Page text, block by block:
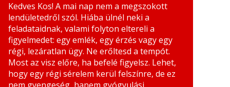
KOS
BIKA
IKREK
RÁK
MÉRLEG
SKORPIÓ
NYILAS
BAK
Kedves Kos! A mai nap nem a megszokott
lendületedről szól. Hiába ülnél neki a
feladataidnak, valami folyton eltereli a
figyelmedet: egy emlék, egy érzés vagy egy
régi, lezáratlan ügy. Ne erőltesd a tempót.
Most az visz előre, ha befelé figyelsz. Lehet,
hogy egy régi sérelem kerül felszínre, de ez